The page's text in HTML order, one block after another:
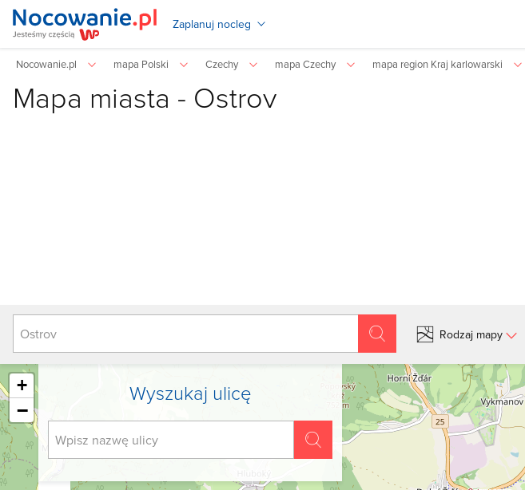
Zaplanuj nocleg
Nocowanie.pl mapa Polski Czechy mapa Czechy mapa region Kraj karlowarski
Mapa miasta - Ostrov
Szukaj
Rodzaj mapy
Wyszukaj ulicę
Szukaj
+
−